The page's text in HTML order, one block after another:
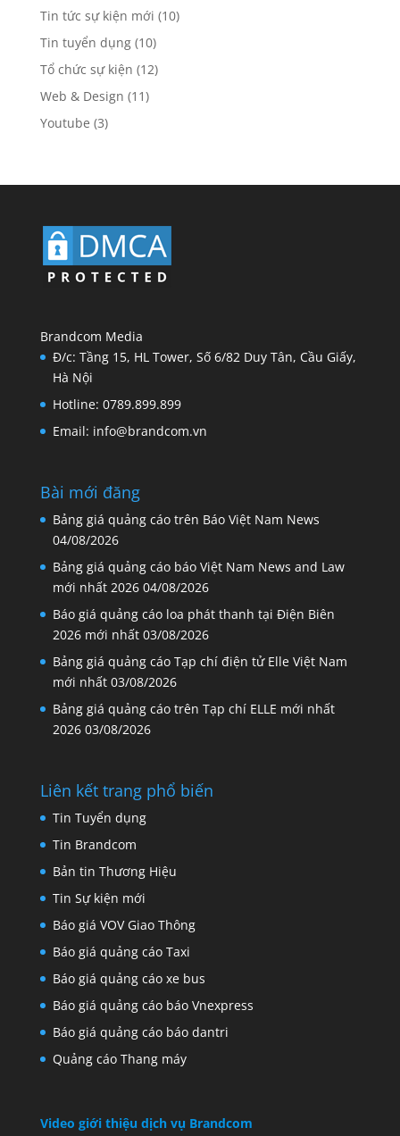
Tin tức sự kiện mới (10)
Tin tuyển dụng(10)
Tổ chức sự kiện (12)
Web & Design (11)
Youtube (3)
Brandcom Media
Đ/c: Tầng 15, HL Tower, Số 6/82 Duy Tân, Cầu Giấy,
Hà Nội
Hotline: 0789.899.899
Email: info@brandcom.vn
Bài mới đăng
Bảng giá quảng cáo trên Báo Việt Nam News
04/08/2026
Bảng giá quảng cáo báo Việt Nam News and Law
mới nhất 2026 04/08/2026
Báo giá quảng cáo loa phát thanh tại Điện Biên
2026 mới nhất 03/08/2026
Bảng giá quảng cáo Tạp chí điện tử Elle Việt Nam
mới nhất 03/08/2026
Bảng giá quảng cáo trên Tạp chí ELLE mới nhất
2026 03/08/2026
Liên kết trang phổ biến
Tin Tuyển dụng
Tin Brandcom
Bản tin Thương Hiệu
Tin Sự kiện mới
Báo giá VOV Giao Thông
Báo giá quảng cáo Taxi
Báo giá quảng cáo xe bus
Báo giá quảng cáo báo Vnexpress
Báo giá quảng cáo báo dantri
Quảng cáo Thang máy
Video giới thiệu dịch vụ Brandcom